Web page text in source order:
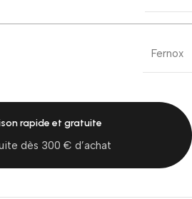
Fernox
rapide et gratuite
dès 300 € d’achat